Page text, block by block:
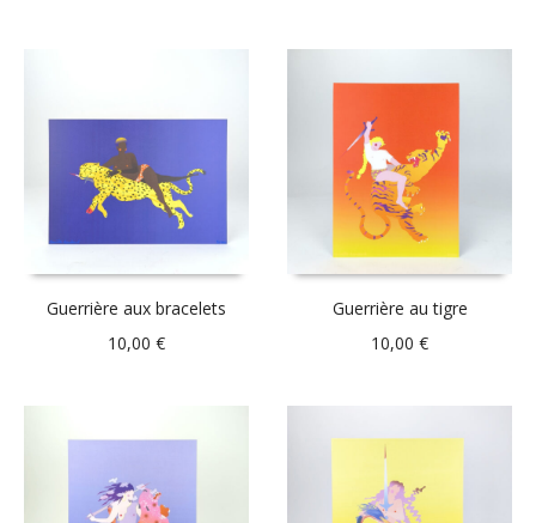
Guerrière aux bracelets
10,00 €
Guerrière au tigre
10,00€